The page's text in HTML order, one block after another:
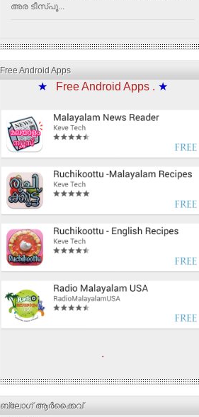
അര ടീസ്പൂ...
Free Android Apps
★ Free Android Apps . ★
.
ബ്ലോഗ് ആര്‍ക്കൈവ്